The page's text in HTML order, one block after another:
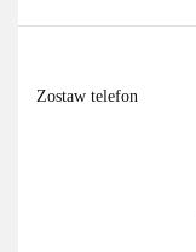
Zostaw telefon